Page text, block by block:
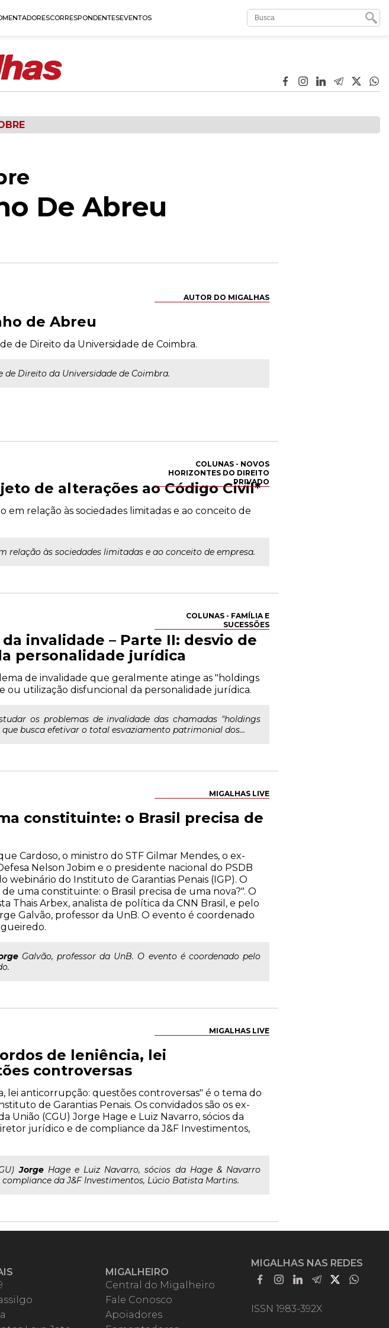
CORRESPONDENTESEVENTOS
De Abreu
AUTOR DO MIGALHAS
de Abreu
de Direito da Universidade de Coimbra.
Direito da Universidade de Coimbra.
COLUNAS - NOVOS
HORIZONTES DO DIREITO
PRIVADO
de alterações ao Código Civil*
em relação às sociedades limitadas e ao conceito de
às sociedades limitadas e ao conceito de empresa.
COLUNAS - FAMÍLIA E
SUCESSÕES
invalidade – Parte II: desvio de
personalidade jurídica
de invalidade que geralmente atinge as "holdings
ou utilização disfuncional da personalidade jurídica.
os problemas de invalidade das chamadas "holdings
busca efetivar o total esvaziamento patrimonial dos...
MIGALHAS LIVE
constituinte: o Brasil precisa de
Cardoso, o ministro do STF Gilmar Mendes, o ex-
Nelson Jobim e o presidente nacional do PSDB
webinário do Instituto de Garantias Penais (IGP). O
uma constituinte: o Brasil precisa de uma nova?". O
Thais Arbex, analista de política da CNN Brasil, e pelo
Galvão, professor da UnB. O evento é coordenado
Galvão, professor da UnB. O evento é coordenado pelo
MIGALHAS LIVE
de leniência, lei
controversas
lei anticorrupção: questões controversas" é o tema do
de Garantias Penais. Os convidados são os ex-
União (CGU) Jorge Hage e Luiz Navarro, sócios da
jurídico e de compliance da J&F Investimentos,
JorgeHage e Luiz Navarro, sócios da Hage & Navarro
da J&F Investimentos, Lúcio Batista Martins.
MIGALHEIRO
Central do Migalheiro
Fale Conosco
Apoiadores
MIGALHAS NAS REDES
ISSN 1983-392X